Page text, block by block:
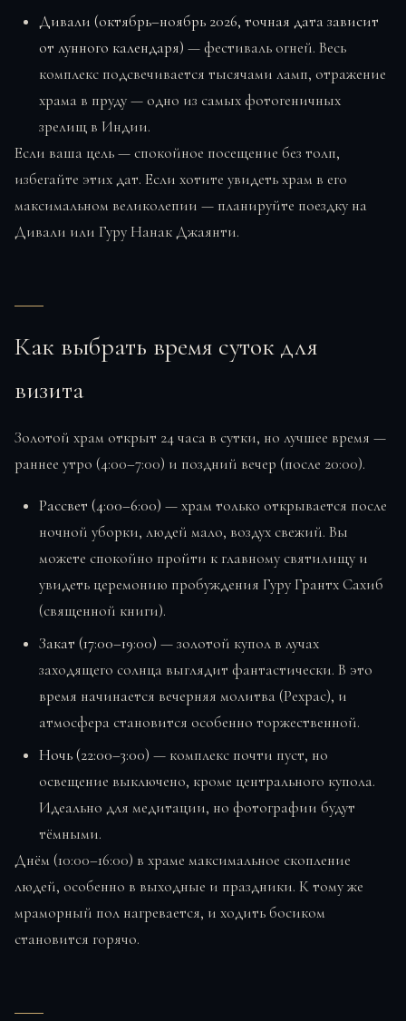
Дивали (октябрь–ноябрь 2026, точная дата зависит
от лунного календаря) — фестиваль огней. Весь
комплекс подсвечивается тысячами ламп, отражение
храма в пруду — одно из самых фотогеничных
зрелищ в Индии.
Если ваша цель — спокойное посещение без толп,
избегайте этих дат. Если хотите увидеть храм в его
максимальном великолепии — планируйте поездку на
Дивали или Гуру Нанак Джаянти.
Как выбрать время суток для
визита
Золотой храм открыт 24 часа в сутки, но лучшее время —
раннее утро (4:00–7:00) и поздний вечер (после 20:00).
Рассвет (4:00–6:00) — храм только открывается после
ночной уборки, людей мало, воздух свежий. Вы
можете спокойно пройти к главному святилищу и
увидеть церемонию пробуждения Гуру Грантх Сахиб
(священной книги).
Закат (17:00–19:00) — золотой купол в лучах
заходящего солнца выглядит фантастически. В это
время начинается вечерняя молитва (Рехрас), и
атмосфера становится особенно торжественной.
Ночь (22:00–3:00) — комплекс почти пуст, но
освещение выключено, кроме центрального купола.
Идеально для медитации, но фотографии будут
тёмными.
Днём (10:00–16:00) в храме максимальное скопление
людей, особенно в выходные и праздники. К тому же
мраморный пол нагревается, и ходить босиком
становится горячо.